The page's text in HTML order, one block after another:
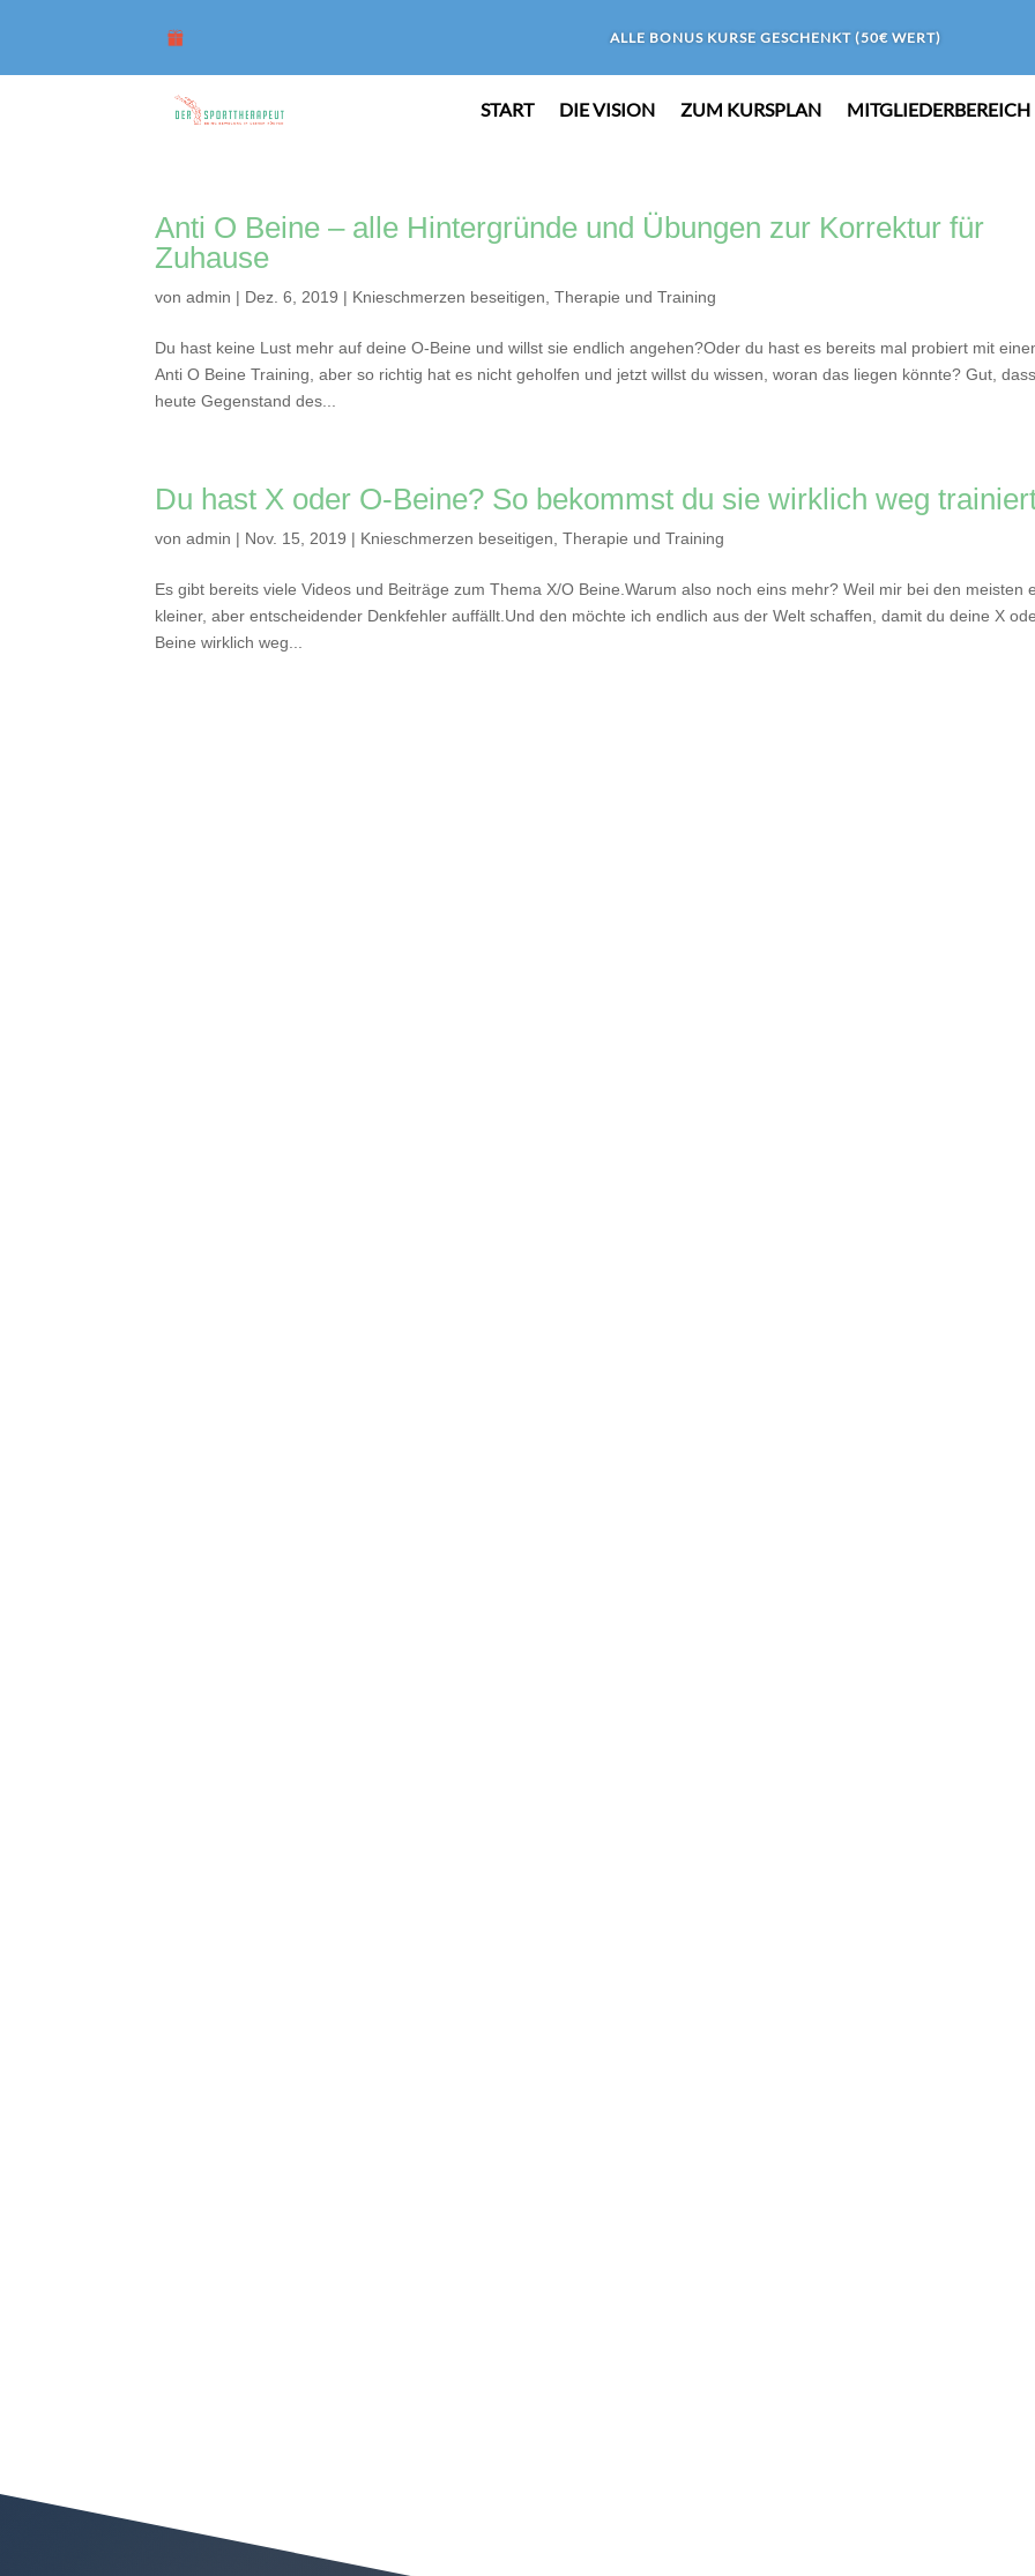
ALLE BONUS KURSE GESCHENKT (50€ WERT)
START DIE VISION ZUM KURSPLAN MITGLIEDERBEREICH
Anti O Beine – alle Hintergründe und Übungen zur Korrektur für
Zuhause
vonadmin | Dez. 6, 2019 | Knieschmerzen beseitigen ,Therapie und Training
Du hast keine Lust mehr auf deine O-Beine und willst sie endlich angehen?Oder du hast es bereits mal probiert mit
Anti O Beine Training, aber so richtig hat es nicht geholfen und jetzt willst du wissen, woran das liegen könnte? Gut,
heute Gegenstand des...
Du hast X oder O-Beine? So bekommst du sie wirklich weg
vonadmin | Nov. 15, 2019 | Knieschmerzen beseitigen ,Therapie und Training
Es gibt bereits viele Videos und Beiträge zum Thema X/O Beine.Warum also noch eins mehr? Weil mir bei den meisten
kleiner, aber entscheidender Denkfehler auffällt.Und den möchte ich endlich aus der Welt schaffen, damit du deine X
Beine wirklich weg...